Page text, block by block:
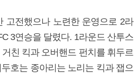
고전했으나 노련한 운영으로 2라
3연승을 달렸다. 1라운드 산투스
친 킥과 오버핸드 펀치를 휘두르
호는 종아리는 노리는 킥과 잽으